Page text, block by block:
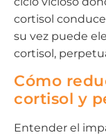
cortisol
su vez puede
cortisol,
Cómo
cortisol y
Entender el